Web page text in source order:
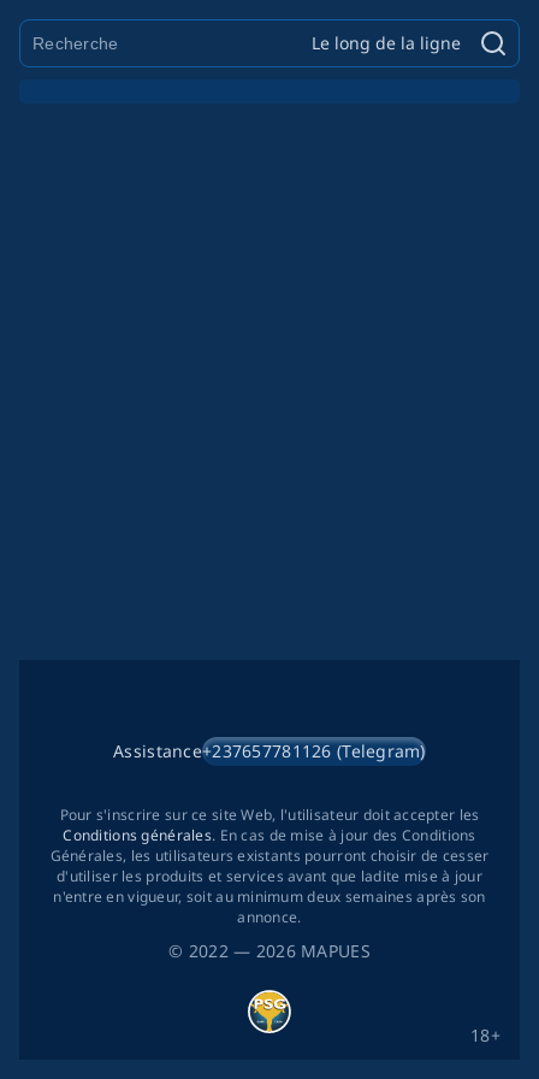
Le long de la ligne
© 2022— 2026 MAPUES
Assistance+237657781126 (Telegram)
18+
Pour s'inscrire sur ce site Web, l'utilisateur doit accepter les
Conditions générales. En cas de mise à jour des Conditions
Générales, les utilisateurs existants pourront choisir de cesser
d'utiliser les produits et services avant que ladite mise à jour
n'entre en vigueur, soit au minimum deux semaines après son
annonce.